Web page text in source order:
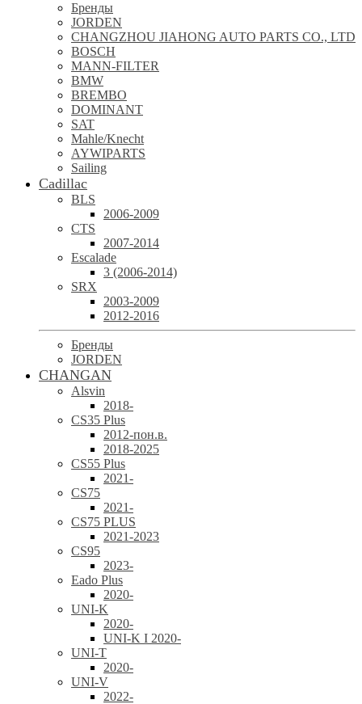
Бренды
JORDEN
CHANGZHOU JIAHONG AUTO PARTS CO., LTD
BOSCH
MANN-FILTER
BMW
BREMBO
DOMINANT
SAT
Mahle/Knecht
AYWIPARTS
Sailing
Cadillac
BLS
2006-2009
CTS
2007-2014
Escalade
3 (2006-2014)
SRX
2003-2009
2012-2016
Бренды
JORDEN
CHANGAN
Alsvin
2018-
CS35 Plus
2012-пон.в.
2018-2025
CS55 Plus
2021-
CS75
2021-
CS75 PLUS
2021-2023
CS95
2023-
Eado Plus
2020-
UNI-K
2020-
UNI-K I 2020-
UNI-T
2020-
UNI-V
2022-